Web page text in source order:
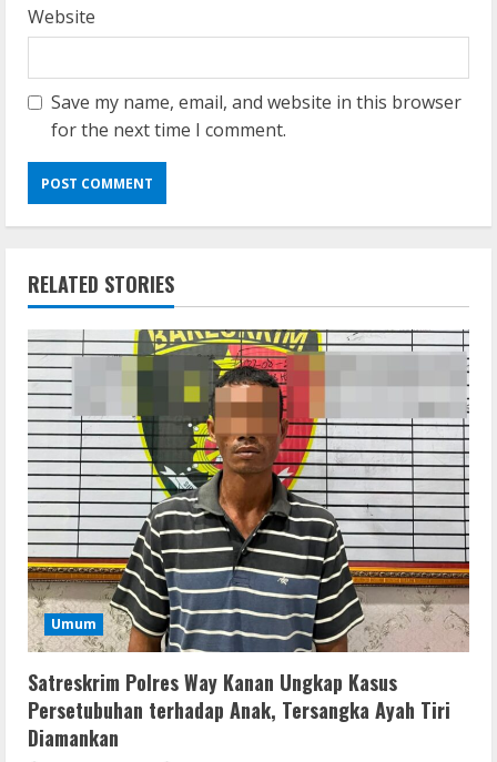
Website
Save my name, email, and website in this browser
for the next time I comment.
RELATED STORIES
Umum
Satreskrim Polres Way Kanan Ungkap Kasus
Persetubuhan terhadap Anak, Tersangka Ayah Tiri
Diamankan